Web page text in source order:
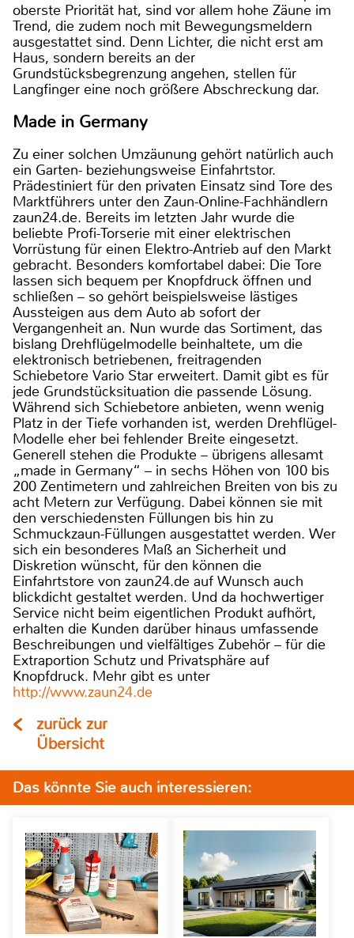
oberste Priorität hat, sind vor allem hohe Zäune im
Trend, die zudem noch mit Bewegungsmeldern
ausgestattet sind. Denn Lichter, die nicht erst am
Haus, sondern bereits an der
Grundstücksbegrenzung angehen, stellen für
Langfinger eine noch größere Abschreckung dar.
Made in Germany
Zu einer solchen Umzäunung gehört natürlich auch
ein Garten- beziehungsweise Einfahrtstor.
Prädestiniert für den privaten Einsatz sind Tore des
Marktführers unter den Zaun-Online-Fachhändlern
zaun24.de. Bereits im letzten Jahr wurde die
beliebte Profi-Torserie mit einer elektrischen
Vorrüstung für einen Elektro-Antrieb auf den Markt
gebracht. Besonders komfortabel dabei: Die Tore
lassen sich bequem per Knopfdruck öffnen und
schließen – so gehört beispielsweise lästiges
Aussteigen aus dem Auto ab sofort der
Vergangenheit an. Nun wurde das Sortiment, das
bislang Drehflügelmodelle beinhaltete, um die
elektronisch betriebenen, freitragenden
Schiebetore Vario Star erweitert. Damit gibt es für
jede Grundstücksituation die passende Lösung.
Während sich Schiebetore anbieten, wenn wenig
Platz in der Tiefe vorhanden ist, werden Drehflügel-
Modelle eher bei fehlender Breite eingesetzt.
Generell stehen die Produkte – übrigens allesamt
„made in Germany“ – in sechs Höhen von 100 bis
200 Zentimetern und zahlreichen Breiten von bis zu
acht Metern zur Verfügung. Dabei können sie mit
den verschiedensten Füllungen bis hin zu
Schmuckzaun-Füllungen ausgestattet werden. Wer
sich ein besonderes Maß an Sicherheit und
Diskretion wünscht, für den können die
Einfahrtstore von zaun24.de auf Wunsch auch
blickdicht gestaltet werden. Und da hochwertiger
Service nicht beim eigentlichen Produkt aufhört,
erhalten die Kunden darüber hinaus umfassende
Beschreibungen und vielfältiges Zubehör – für die
Extraportion Schutz und Privatsphäre auf
Knopfdruck. Mehr gibt es unter
http://www.zaun24.de
zurück zur
Übersicht
Das könnte Sie auch interessieren: